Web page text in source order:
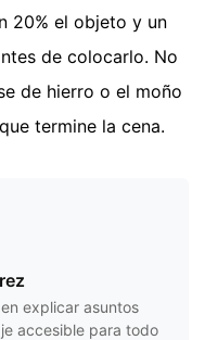
20% el objeto y un
de colocarlo. No
de hierro o el moño
termine la cena.
explicar asuntos
accesible para todo